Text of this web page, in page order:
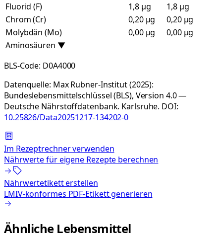
Fluorid (F)
1,8 µg
1,8 µg
Chrom (Cr)
0,20 µg
0,20 µg
Molybdän (Mo)
0,00 µg
0,00 µg
Aminosäuren ▼
BLS-Code: D0A4000
Datenquelle: Max Rubner-Institut (2025):
Bundeslebensmittelschlüssel (BLS), Version 4.0 —
Deutsche Nährstoffdatenbank. Karlsruhe. DOI:
10.25826/Data20251217-134202-0
Im Rezeptrechner verwenden
Nährwerte für eigene Rezepte berechnen
Nährwertetikett erstellen
LMIV-konformes PDF-Etikett generieren
Ähnliche Lebensmittel